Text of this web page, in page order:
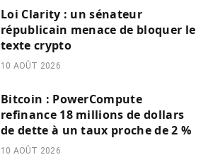
Loi Clarity : un sénateur
républicain menace de bloquer le
texte crypto
10 AOÛT 2026
Bitcoin : PowerCompute
refinance 18 millions de dollars
de dette à un taux proche de 2 %
10 AOÛT 2026